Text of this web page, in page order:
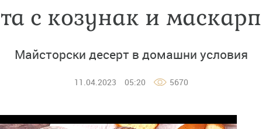
с козунак и
Майсторски десерт в домашни условия
11.04.2023 05:20 5670